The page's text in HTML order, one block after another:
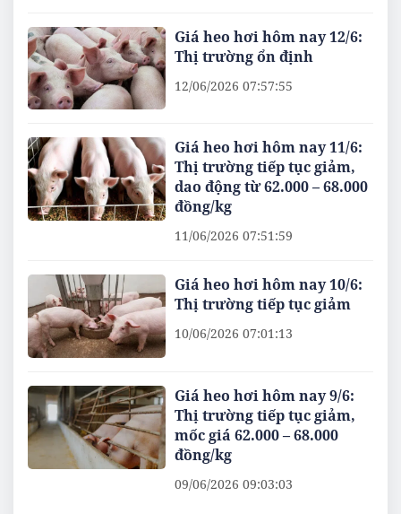
Giá heo hơi hôm nay 12/6:
Thị trường ổn định
12/06/2026 07:57:55
Giá heo hơi hôm nay 11/6:
Thị trường tiếp tục giảm,
dao động từ 62.000 – 68.000
đồng/kg
11/06/2026 07:51:59
Giá heo hơi hôm nay 10/6:
Thị trường tiếp tục giảm
10/06/2026 07:01:13
Giá heo hơi hôm nay 9/6:
Thị trường tiếp tục giảm,
mốc giá 62.000 – 68.000
đồng/kg
09/06/2026 09:03:03